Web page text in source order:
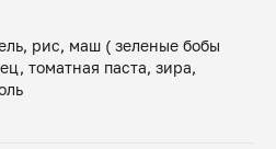
рис, маш ( зеленые бобы
томатная паста, зира,